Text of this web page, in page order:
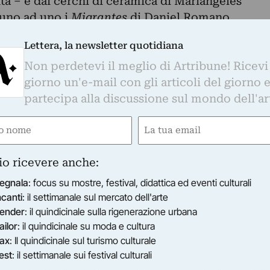
ad uno iMigrantesdi Daniel Romano.
frutto del progetto allestitivo di Brigitta
e ombra dove ogni lavoro subisce una
Romano è proiettata angolarmente e
di Serena Rossi viene aggiunta una retro
otrosdella Blanco si trova al centro di una
migliore di Sala
viene accarezzato dalla luce
e le opere» dice Marta Fogagnolo, creatrice
conversazione sui generis dove il lavoro di
promiscua che diventa il compasso
la realtà. Ne deriva un’antologica
in una massima imprescindibile: ognuno è
di essere Altro».
Lettera, la newsletter quotidiana
Non perdetevi il meglio di Artribune!
giorno un'e-mail con gli articoli del giorno
partecipa alla discussione sul mondo
Email
ricevere anche:
: focus su mostre, festival, didattica ed eventi culturali
: il settimanale sul mercato dell'arte
: il quindicinale sulla rigenerazione urbana
: il quindicinale su moda e cultura
: Il quindicinale sul turismo culturale
: il settimanale sui festival culturali